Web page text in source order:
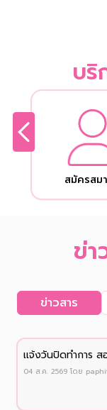
บริ
สมัครสม
ข่
ข่าวสาร
เเจ้งวันปิดทำการ
04 ส.ค. 2569 โดย